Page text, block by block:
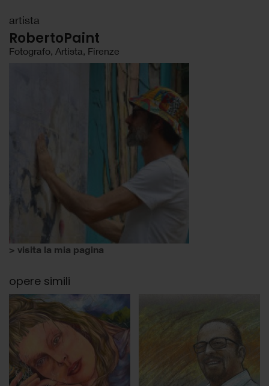
artista
RobertoPaint
Fotografo, Artista, Firenze
> visita la mia pagina
opere simili